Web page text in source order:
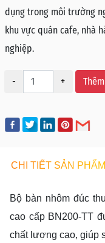
dụng trong môi trường
khu vực quán cafe, nhà
nghiệp.
- +
CHI TIẾT SẢN PHẨM
Bộ bàn nhôm đúc
cao cấp BN200-TT
chất lượng cao, giúp